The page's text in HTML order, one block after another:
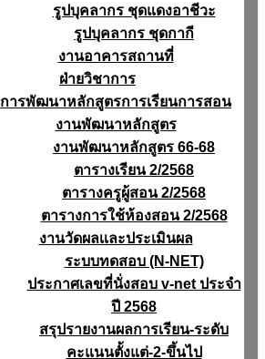
รูปบุคลากร ชุดแดงอาชีวะ
รูปบุคลากร ชุดกากี
งานอาคารสถานที่
ฝ่ายวิชาการ
การพัฒนาหลักสูตรการเรียนการสอน
งานพัฒนาหลักสูตร
งานพัฒนาหลักสูตร 66-68
ตารางเรียน 2/2568
ตารางครูผู้สอน 2/2568
ตารางการใช้ห้องสอน 2/2568
งานวัดผลเเละประเมินผล
ระบบทดสอบ (N-NET)
ประกาศเลขที่นั่งสอบ v-net ประจำ
ปี 2568
สรุปรายงานผลการเรียน-ระดับ
คะแนนตั้งแต่-2-ขึ้นไป